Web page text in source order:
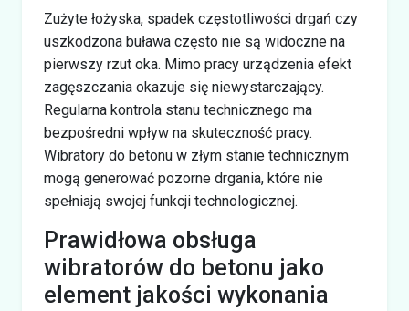
Zużyte łożyska, spadek częstotliwości drgań czy
uszkodzona buława często nie są widoczne na
pierwszy rzut oka. Mimo pracy urządzenia efekt
zagęszczania okazuje się niewystarczający.
Regularna kontrola stanu technicznego ma
bezpośredni wpływ na skuteczność pracy.
Wibratory do betonu w złym stanie technicznym
mogą generować pozorne drgania, które nie
spełniają swojej funkcji technologicznej.
Prawidłowa obsługa
wibratorów do betonu jako
element jakości wykonania